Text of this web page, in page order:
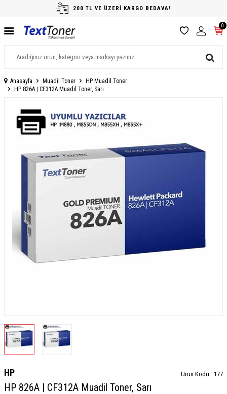
200 TL VE ÜZERİ KARGO BEDAVA!
0
Anasayfa Muadil Toner
HP Muadil Toner
HP 826A | CF312A Muadil Toner, Sarı
HP Ürün Kodu : 177
HP 826A | CF312A Muadil Toner, Sarı